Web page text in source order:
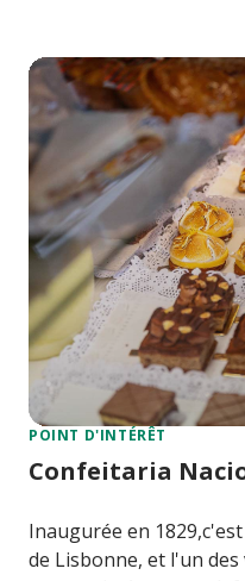
POINT D'INTÉRÊT
Confeitaria
Inaugurée en
de Lisbonne, et l'un